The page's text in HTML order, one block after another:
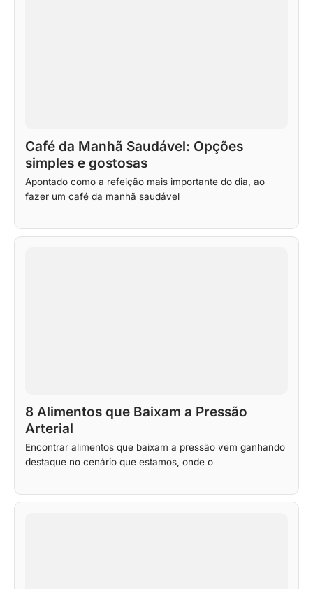
Café da Manhã Saudável: Opções
simples e gostosas
Apontado como a refeição mais importante do dia, ao
fazer um café da manhã saudável
8 Alimentos que Baixam a Pressão
Arterial
Encontrar alimentos que baixam a pressão vem ganhando
destaque no cenário que estamos, onde o